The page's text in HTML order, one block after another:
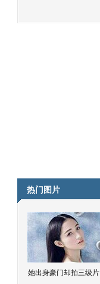
热门图片
她出身豪门却拍三级片